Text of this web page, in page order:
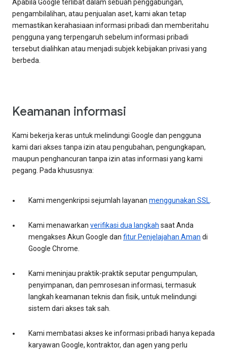
Apabila Google terlibat dalam sebuah penggabungan,
pengambilalihan, atau penjualan aset, kami akan tetap
memastikan kerahasiaan informasi pribadi dan memberitahu
pengguna yang terpengaruh sebelum informasi pribadi
tersebut dialihkan atau menjadi subjek kebijakan privasi yang
berbeda.
Keamanan informasi
Kami bekerja keras untuk melindungi Google dan pengguna
kami dari akses tanpa izin atau pengubahan, pengungkapan,
maupun penghancuran tanpa izin atas informasi yang kami
pegang. Pada khususnya:
Kami mengenkripsi sejumlah layanan menggunakan SSL.
Kami menawarkan verifikasi dua langkah saat Anda
mengakses Akun Google dan fitur Penjelajahan Aman di
Google Chrome.
Kami meninjau praktik-praktik seputar pengumpulan,
penyimpanan, dan pemrosesan informasi, termasuk
langkah keamanan teknis dan fisik, untuk melindungi
sistem dari akses tak sah.
Kami membatasi akses ke informasi pribadi hanya kepada
karyawan Google, kontraktor, dan agen yang perlu